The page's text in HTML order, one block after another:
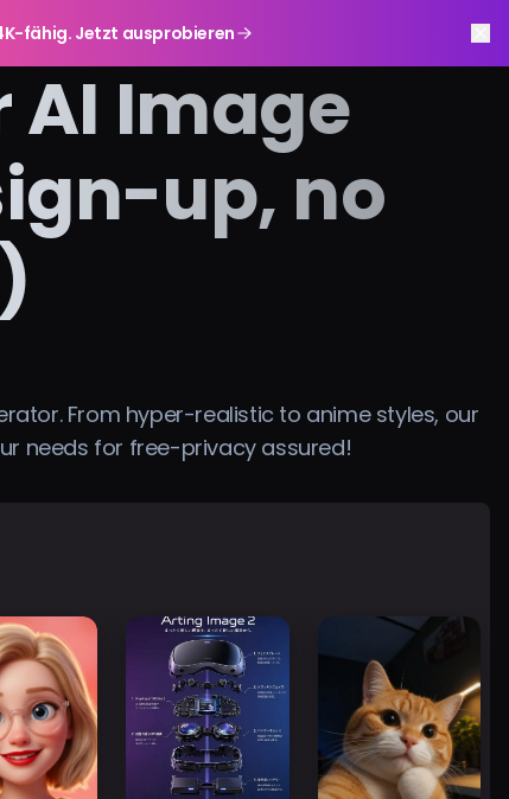
fähig. Jetzt ausprobieren
AI Image
up, no
From hyper-realistic to anime styles, our
needs for free-privacy assured!